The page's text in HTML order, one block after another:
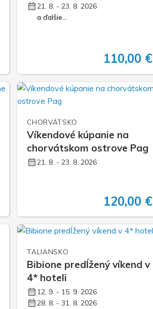
21. 8. - 23. 8. 2026
a ďalšie...
110,00 €
CHORVÁTSKO
Víkendové kúpanie na
chorvátskom ostrove Pag
21. 8. - 23. 8. 2026
120,00 €
TALIANSKO
Bibione predĺžený víkend v
4* hoteli
12. 9. - 15. 9. 2026
28. 8. - 31. 8. 2026